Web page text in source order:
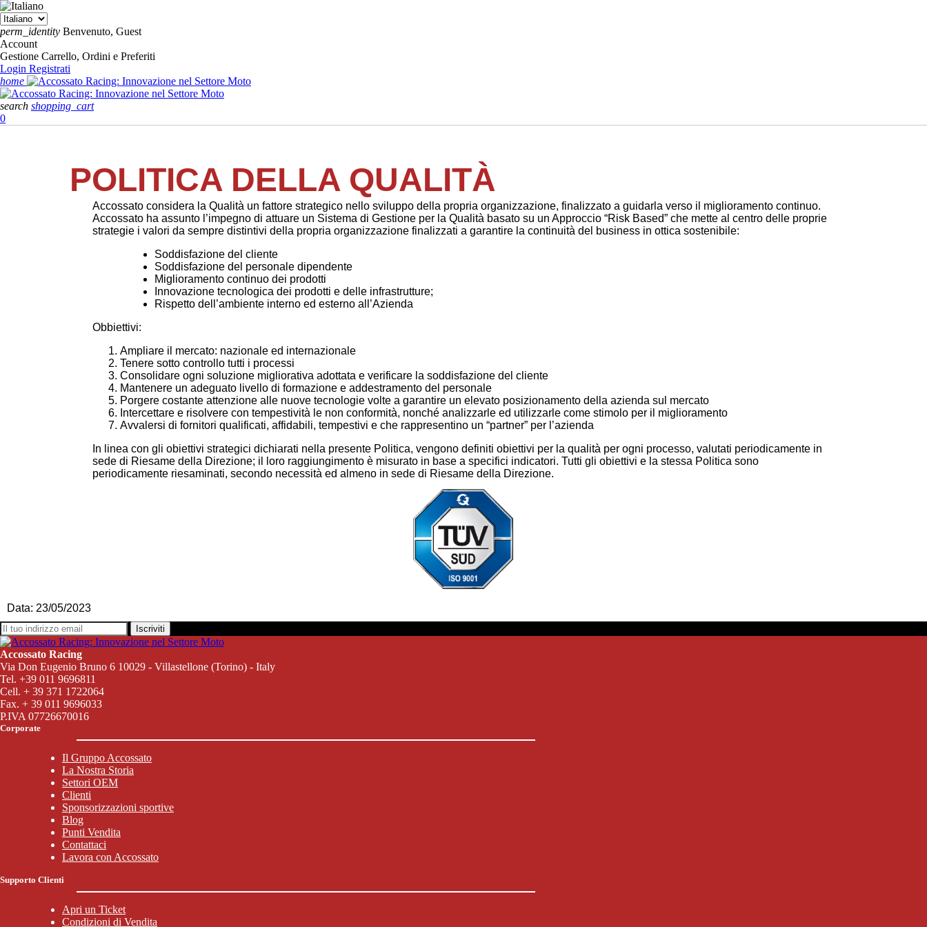
perm_identity Benvenuto, Guest
Account
Gestione Carrello, Ordini e Preferiti
Login Registrati
home
search shopping_cart
0
POLITICA DELLA QUALITÀ
Accossato considera la Qualità un fattore strategico nello sviluppo della propria organizzazione, finalizzato a guidarla verso il miglioramento continuo.
Accossato ha assunto l’impegno di attuare un Sistema di Gestione per la Qualità basato su un Approccio “Risk Based” che mette al centro delle proprie
strategie i valori da sempre distintivi della propria organizzazione finalizzati a garantire la continuità del business in ottica sostenibile:
Soddisfazione del cliente
Soddisfazione del personale dipendente
Miglioramento continuo dei prodotti
Innovazione tecnologica dei prodotti e delle infrastrutture;
Rispetto dell’ambiente interno ed esterno all’Azienda
Obbiettivi:
Ampliare il mercato: nazionale ed internazionale
Tenere sotto controllo tutti i processi
Consolidare ogni soluzione migliorativa adottata e verificare la soddisfazione del cliente
Mantenere un adeguato livello di formazione e addestramento del personale
Porgere costante attenzione alle nuove tecnologie volte a garantire un elevato posizionamento della azienda sul mercato
Intercettare e risolvere con tempestività le non conformità, nonché analizzarle ed utilizzarle come stimolo per il miglioramento
Avvalersi di fornitori qualificati, affidabili, tempestivi e che rappresentino un “partner” per l’azienda
In linea con gli obiettivi strategici dichiarati nella presente Politica, vengono definiti obiettivi per la qualità per ogni processo, valutati periodicamente in
sede di Riesame della Direzione; il loro raggiungimento è misurato in base a specifici indicatori. Tutti gli obiettivi e la stessa Politica sono
periodicamente riesaminati, secondo necessità ed almeno in sede di Riesame della Direzione.
Data: 23/05/2023
Iscriviti
Accossato Racing
Via Don Eugenio Bruno 6 10029 - Villastellone (Torino) - Italy
Tel. +39 011 9696811
Cell. + 39 371 1722064
Fax. + 39 011 9696033
P.IVA 07726670016
Corporate
Il Gruppo Accossato
La Nostra Storia
Settori OEM
Clienti
Sponsorizzazioni sportive
Blog
Punti Vendita
Contattaci
Lavora con Accossato
Supporto Clienti
Apri un Ticket
Condizioni di Vendita